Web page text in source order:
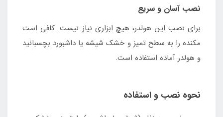
نصب آسان و سریع
برای نصب این هولدر، هیچ ابزاری نیاز نیست. کافی است
مکنده را به سطح تمیز و خشک شیشه یا داشبورد بچسبانید
و هولدر آماده استفاده است.
نحوه نصب و استفاده